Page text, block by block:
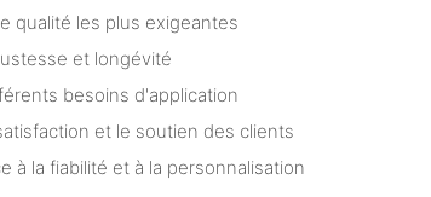
qualité les plus exigeantes
et longévité
besoins d'application
et le soutien des clients
à la fiabilité et à la personnalisation